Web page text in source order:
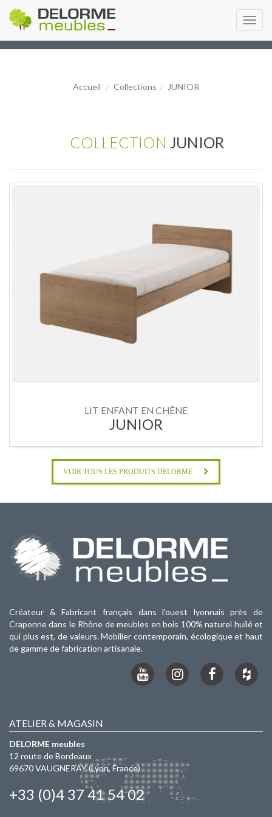
Accueil Collections JUNIOR
COLLECTION JUNIOR
LIT ENFANT EN CHÊNE
JUNIOR
VOIR TOUS LES PRODUITS DELORME
Créateur & Fabricant français dans l'ouest lyonnais près de
Craponne dans le Rhône de meubles en bois 100% naturel huilé et
qui plus est, de valeurs. Mobilier contemporain, écologique et haut
de gamme de fabrication artisanale.
ATELIER & MAGASIN
DELORME meubles
12 route de Bordeaux
69670VAUGNERAY(Lyon, France)
+33 (0)4 37 41 54 02